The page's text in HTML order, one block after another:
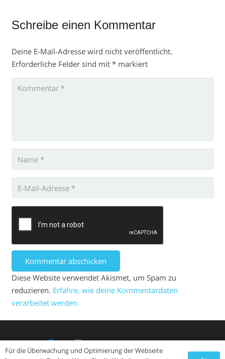
Schreibe einen Kommentar
Deine E-Mail-Adresse wird nicht veröffentlicht.
Erforderliche Felder sind mit *markiert
Kommentar abschicken
Diese Website verwendet Akismet, um Spam zu
reduzieren. Erfahre, wie deine Kommentardaten
verarbeitet werden.
Für die Überwachung und Optimierung der Webseite